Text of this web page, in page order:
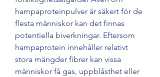
hampaproteinpulver är säkert för de
flesta människor kan det finnas
potentiella biverkningar. Eftersom
hampaprotein innehåller relativt
stora mängder fibrer kan vissa
människor få gas, uppblåsthet eller